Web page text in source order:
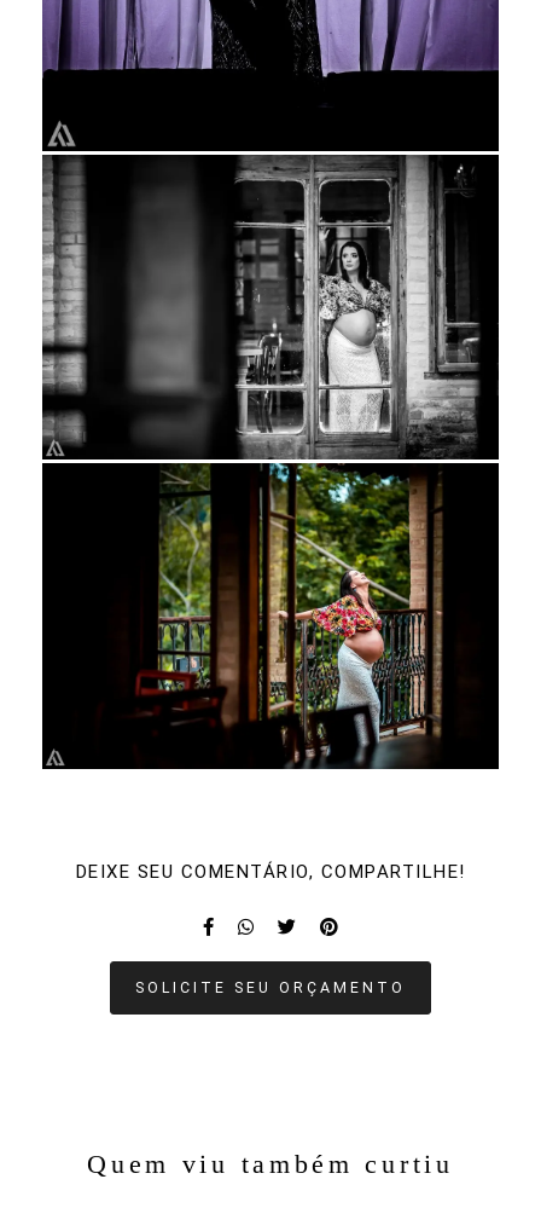
DEIXE SEU COMENTÁRIO, COMPARTILHE!
SOLICITE SEU ORÇAMENTO
Quem viu também curtiu